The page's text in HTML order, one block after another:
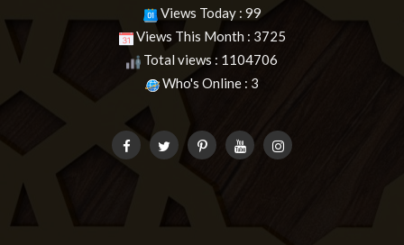
Views Today : 99
Views This Month : 3725
Total views : 1104706
Who's Online : 3